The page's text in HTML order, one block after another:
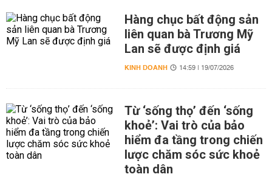
Hàng chục bất động sản
liên quan bà Trương Mỹ
Lan sẽ được định giá
KINH DOANH 14:59 | 19/07/2026
Từ ‘sống thọ’ đến ‘sống
khoẻ’: Vai trò của bảo
hiểm đa tầng trong chiến
lược chăm sóc sức khoẻ
toàn dân